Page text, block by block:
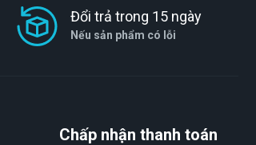
Đổi trả trong 15 ngày
Nếu sản phẩm có lỗi
Chấp nhận thanh toán